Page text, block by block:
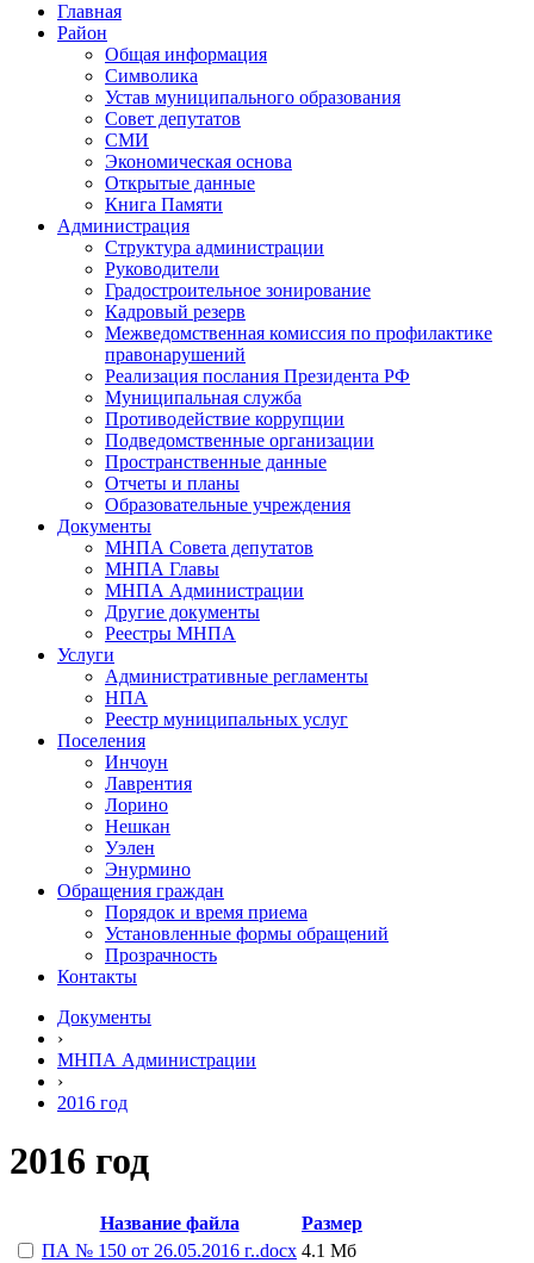
Главная
Район
Общая информация
Символика
Устав муниципального образования
Совет депутатов
СМИ
Экономическая основа
Открытые данные
Книга Памяти
Администрация
Структура администрации
Руководители
Градостроительное зонирование
Кадровый резерв
Межведомственная комиссия по профилактике
правонарушений
Реализация послания Президента РФ
Муниципальная служба
Противодействие коррупции
Подведомственные организации
Пространственные данные
Отчеты и планы
Образовательные учреждения
Документы
МНПА Совета депутатов
МНПА Главы
МНПА Администрации
Другие документы
Реестры МНПА
Услуги
Административные регламенты
НПА
Реестр муниципальных услуг
Поселения
Инчоун
Лаврентия
Лорино
Нешкан
Уэлен
Энурмино
Обращения граждан
Порядок и время приема
Установленные формы обращений
Прозрачность
Контакты
Документы
›
МНПА Администрации
›
2016 год
2016 год
Название файла
Размер
ПА № 150 от 26.05.2016 г..docx 4.1 Мб